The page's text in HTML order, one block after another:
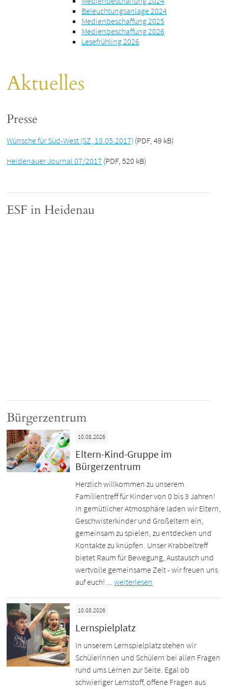
Beleuchtungsanlage 2024
Medienbeschaffung 2025
Medienbeschaffung 2026
Lesefrühling 2026
Aktuelles
Presse
Wünsche für Süd-West (SZ, 18.05.2017) (PDF, 49 kB)
Heidenauer Journal 07/2017 (PDF, 520 kB)
ESF in Heidenau
Bürgerzentrum
10.08.2026
Eltern-Kind-Gruppe im
Bürgerzentrum
Herzlich willkommen zu unserem
Familientreff für Kinder von 0 bis 3 Jahren!
In gemütlicher Atmosphäre laden wir Eltern,
Geschwisterkinder und Großeltern ein,
gemeinsam zu spielen, zu entdecken und
Kontakte zu knüpfen. Unser Krabbeltreff
bietet Raum für Bewegung, Austausch und
wertvolle gemeinsame Zeit - wir freuen uns
auf euch! ...weiterlesen
10.08.2026
Lernspielplatz
In unserem Lernspielplatz stehen wir
Schülerinnen und Schülern bei allen Fragen
rund ums Lernen zur Seite. Egal ob
schwieriger Lernstoff, offene Fragen aus